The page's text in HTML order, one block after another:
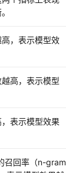
，表示模型效
高，表示模型
表示模型效果
召回率（n-gram